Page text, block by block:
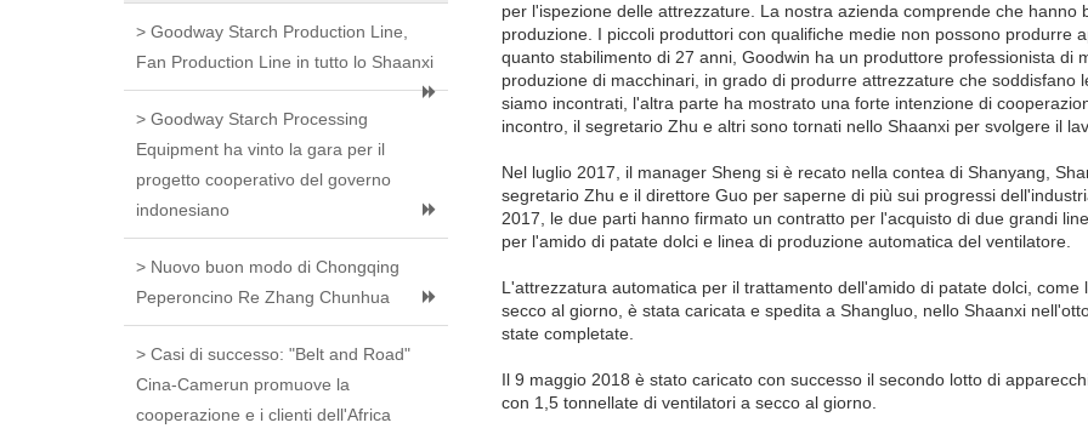
> Goodway Starch Production Line,
Fan Production Line in tutto lo Shaanxi
> Goodway Starch Processing
Equipment ha vinto la gara per il
progetto cooperativo del governo
indonesiano
> Nuovo buon modo di Chongqing
Peperoncino Re Zhang Chunhua
> Casi di successo: "Belt and Road"
Cina-Camerun promuove la
cooperazione e i clienti dell'Africa
per l'ispezione delle attrezzature. La nostra azienda comprende che
produzione. I piccoli produttori con qualifiche medie non possono produrre
quanto stabilimento di 27 anni, Goodwin ha un produttore professionista di
produzione di macchinari, in grado di produrre attrezzature che soddisfano
siamo incontrati, l'altra parte ha mostrato una forte intenzione di
incontro, il segretario Zhu e altri sono tornati nello Shaanxi per svolgere il
Nel luglio 2017, il manager Sheng si è recato nella contea di Shanyang,
segretario Zhu e il direttore Guo per saperne di più sui progressi
2017, le due parti hanno firmato un contratto per l'acquisto di due grandi
per l'amido di patate dolci e linea di produzione automatica del ventilatore.
L'attrezzatura automatica per il trattamento dell'amido di patate dolci,
secco al giorno, è stata caricata e spedita a Shangluo, nello Shaanxi
state completate.
Il 9 maggio 2018 è stato caricato con successo il secondo lotto di
con 1,5 tonnellate di ventilatori a secco al giorno.